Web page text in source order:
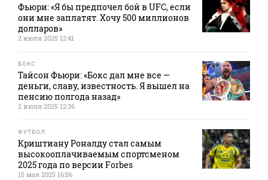
Фьюри: «Я бы предпочел бой в UFC, если
они мне заплатят. Хочу 500 миллионов
долларов»
2 июля 2025 12:41
БОКС
Тайсон Фьюри: «Бокс дал мне все —
деньги, славу, известность. Я вышел на
пенсию полгода назад»
2 июля 2025 12:36
ФУТБОЛ
Криштиану Роналду стал самым
высокооплачиваемым спортсменом
2025 года по версии Forbes
15 мая 2025 16:56